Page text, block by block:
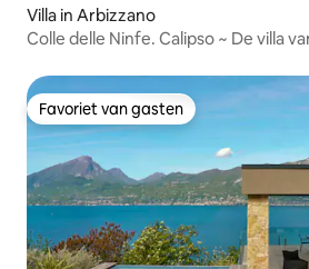
Villa in Arbizzano
Colle delle Ninfe. Calipso ~ De villa
Favoriet van gasten
Favoriet van gasten